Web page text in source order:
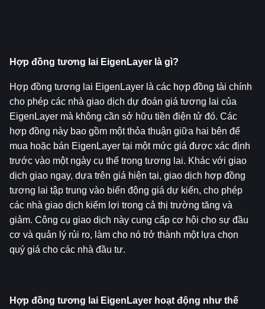
Hợp đồng tương lai EigenLayer là gì?
Hợp đồng tương lai EigenLayer là các hợp đồng tài chính
cho phép các nhà giao dịch dự đoán giá tương lai của
EigenLayer mà không cần sở hữu tiền điện tử đó. Các
hợp đồng này bao gồm một thỏa thuận giữa hai bên để
mua hoặc bán EigenLayer tại một mức giá được xác định
trước vào một ngày cụ thể trong tương lai. Khác với giao
dịch giao ngay, dựa trên giá hiện tại, giao dịch hợp đồng
tương lai tập trung vào biến động giá dự kiến, cho phép
các nhà giao dịch kiếm lợi trong cả thị trường tăng và
giảm. Công cụ giao dịch này cung cấp cơ hội cho sự đầu
cơ và quản lý rủi ro, làm cho nó trở thành một lựa chọn
quý giá cho các nhà đầu tư.
Hợp đồng tương lai EigenLayer hoạt động như thế